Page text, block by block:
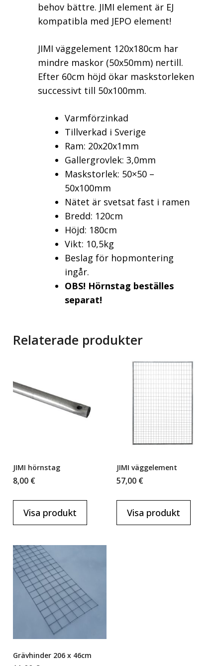
behov bättre. JIMI element är EJ
kompatibla med JEPO element!
JIMI väggelement 120x180cm har
mindre maskor (50x50mm) nertill.
Efter 60cm höjd ökar maskstorleken
successivt till 50x100mm.
Varmförzinkad
Tillverkad i Sverige
Ram: 20x20x1mm
Gallergrovlek: 3,0mm
Maskstorlek: 50×50 –
50x100mm
Nätet är svetsat fast i ramen
Bredd: 120cm
Höjd: 180cm
Vikt: 10,5kg
Beslag för hopmontering
ingår.
OBS! Hörnstag beställes
separat!
Relaterade produkter
JIMI hörnstag
8,00 €
Visa produkt
JIMI väggelement
57,00 €
Visa produkt
Grävhinder 206 x 46cm